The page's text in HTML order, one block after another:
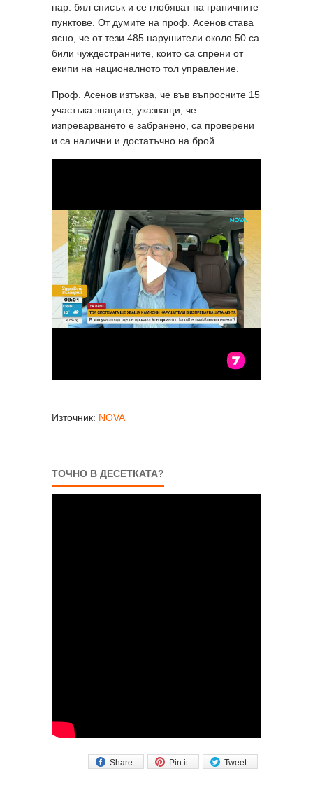
нар. бял списък и се глобяват на граничните
пунктове. От думите на проф. Асенов става
ясно, че от тези 485 нарушители около 50 са
били чуждестранните, които са спрени от
екипи на националното тол управление.
Проф. Асенов изтъква, че във въпросните 15
участъка знаците, указващи, че
изпреварването е забранено, са проверени
и са налични и достатъчно на брой.
Източник: NOVA
ТОЧНО В ДЕСЕТКАТА?
Tweet
Pin it
Share